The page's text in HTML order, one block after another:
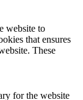
website to
that ensures
These
for the website